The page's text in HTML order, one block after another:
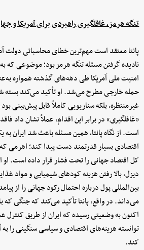
تنگه هرمز، غافلگیری راهبردی برای آمریکا و
پانتا معتقد است مهم‌ترین خطای محاسباتی دولت
نادیده گرفتن مسئله تنگه هرمز بود؛ موضوعی که
امنیت ملی آمریکا طی دهه‌های گذشته همواره
حمله خارجی مطرح می‌شد. او تأکید می‌کند بسته
غیرمنتظره، بلکه سناریویی کاملاً قابل پیش‌بینی
«غافلگیری» در برابر این اقدام، عملاً نشان داد
است. از نگاه پانتا، همین مسئله باعث شد ایران به
اقتصادی بسیار قدرتمند دست پیدا کند؛ اهرمی که
کل اقتصاد جهانی را تحت فشار قرار داده است.
دیزل، بالا رفتن هزینه کودهای شیمیایی و مواد
بین‌المللی پول درباره احتمال رکود جهانی را از
می‌داند. در واقع، پانتا تأکید می‌کند که جنگی که
اکنون به وضعیتی رسیده که ایران از طریق کنترل
توانسته هزینه‌های اقتصادی و سیاسی سنگینی را
کند.